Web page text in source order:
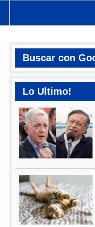
Buscar con
Lo Ultimo!